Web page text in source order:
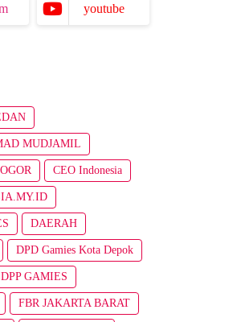
youtube
MUDJAMIL
CEO Indonesia
DAERAH
DPD Gamies Kota Depok
DPP GAMIES
FBR JAKARTA BARAT